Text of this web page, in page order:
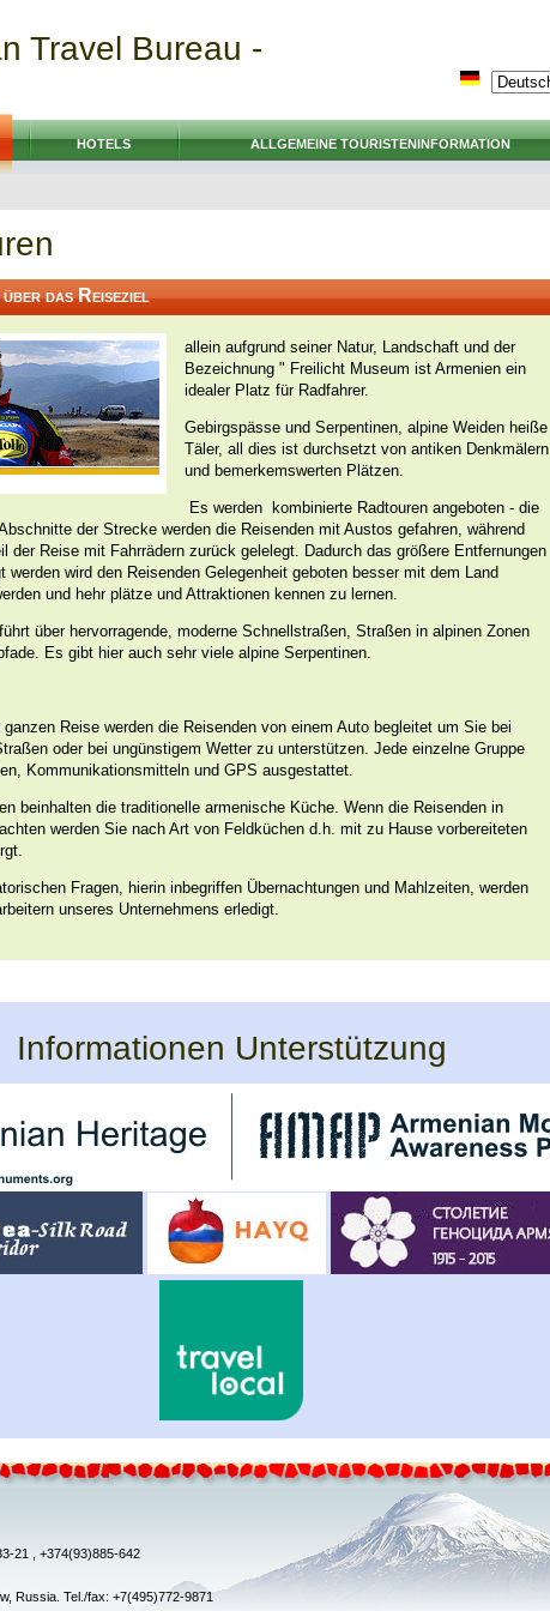
Travel Bureau -
HOTELS ALLGEMEINE TOURISTENINFORMATION
das Reiseziel
allein aufgrund seiner Natur, Landschaft und der
Bezeichnung " Freilicht Museum ist Armenien ein
idealer Platz für Radfahrer.
Gebirgspässe und Serpentinen, alpine Weiden heiße
Täler, all dies ist durchsetzt von antiken Denkmälern
und bemerkemswerten Plätzen.
Es werden kombinierte Radtouren angeboten - die
der Strecke werden die Reisenden mit Austos gefahren, während
der Reise mit Fahrrädern zurück gelelegt. Dadurch das größere Entfernungen
werden wird den Reisenden Gelegenheit geboten besser mit dem Land
und hehr plätze und Attraktionen kennen zu lernen.
über hervorragende, moderne Schnellstraßen, Straßen in alpinen Zonen
Es gibt hier auch sehr viele alpine Serpentinen.
ganzen Reise werden die Reisenden von einem Auto begleitet um Sie bei
oder bei ungünstigem Wetter zu unterstützen. Jede einzelne Gruppe
Kommunikationsmitteln und GPS ausgestattet.
beinhalten die traditionelle armenische Küche. Wenn die Reisenden in
werden Sie nach Art von Feldküchen d.h. mit zu Hause vorbereiteten
Fragen, hierin inbegriffen Übernachtungen und Mahlzeiten, werden
unseres Unternehmens erledigt.
Informationen Unterstützung
21 , +374(93)885-642
Russia. Tel./fax: +7(495)772-9871